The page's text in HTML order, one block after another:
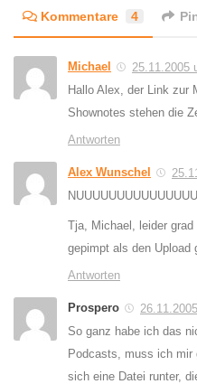
Kommentare 4
Michael
25.11.2005
Hallo Alex, der Link zur
Shownotes stehen die
Antworten
Alex Wunschel
Tja, Michael, leider
gepimpt als den Upload
Antworten
Prospero
So ganz habe ich das
Podcasts, muss ich mir
sich eine Datei runter,